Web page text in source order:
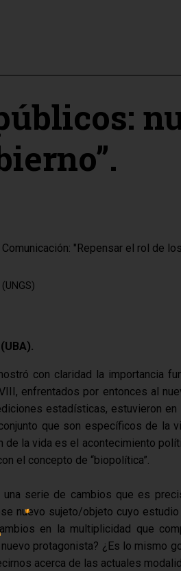
"Repensar el rol de
con claridad la importancia
enfrentados por entonces al
estadísticas, estuvieron
que son específicos de la
la vida es el acontecimiento
el concepto de “biopolítica”.
serie de cambios que es
nuevo sujeto/objeto cuyo
en la multiplicidad que
protagonista? ¿Es lo mismo
acerca de las actuales